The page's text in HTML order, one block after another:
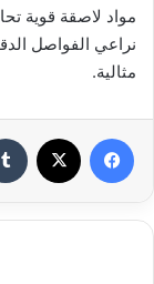
مواد لاصقة قوية
نراعي الفواصل
مثالية.
فيسبوك